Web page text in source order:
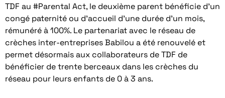
TDF au #Parental Act, le deuxième parent bénéficie d’un
congé paternité ou d’accueil d’une durée d’un mois,
rémunéré à 100%. Le partenariat avec le réseau de
crèches inter-entreprises Babilou a été renouvelé et
permet désormais aux collaborateurs de TDF de
bénéficier de trente berceaux dans les crèches du
réseau pour leurs enfants de 0 à 3 ans.